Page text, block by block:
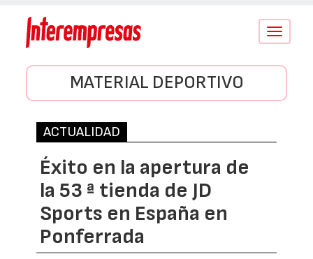
Conmutar
MATERIAL DEPORTIVO
ACTUALIDAD
Éxito en la apertura de
la 53 ª tienda de JD
Sports en España en
Ponferrada